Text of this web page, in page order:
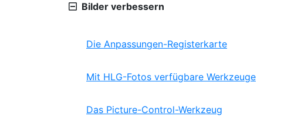
Bilder verbessern
Die Anpassungen-Registerkarte
Mit HLG-Fotos verfügbare Werkzeuge
Das Picture-Control-Werkzeug